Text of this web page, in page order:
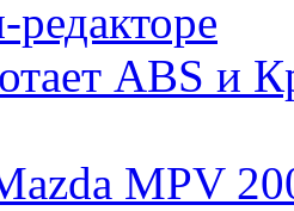
редакторе
ABS и
MPV